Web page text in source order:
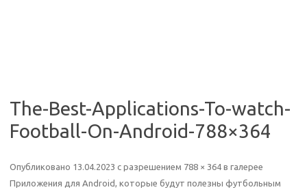
The-Best-Applications-To-watch-
Football-On-Android-788×364
Опубликовано 13.04.2023 с разрешением 788 × 364 в галерее
Приложения для Android, которые будут полезны футбольным